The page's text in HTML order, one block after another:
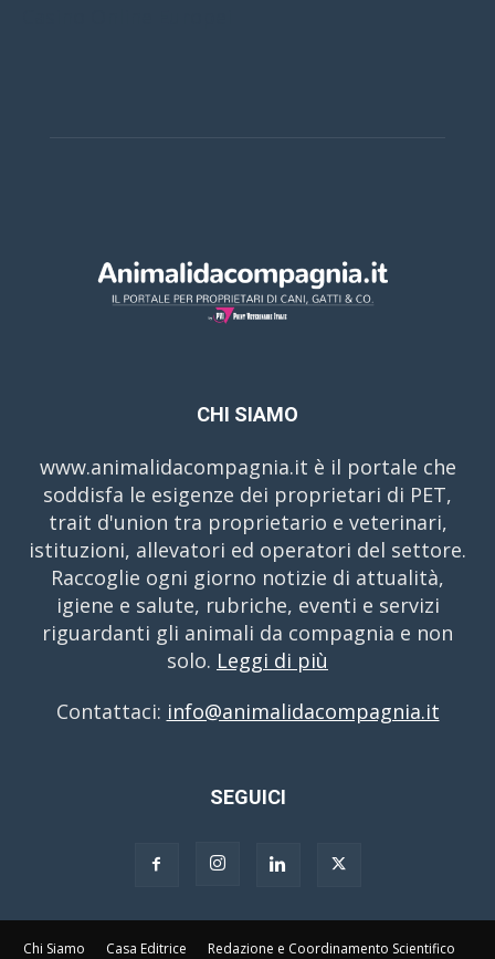
CHI SIAMO
www.animalidacompagnia.it è il portale che
soddisfa le esigenze dei proprietari di PET,
trait d'union tra proprietario e veterinari,
istituzioni, allevatori ed operatori del settore.
Raccoglie ogni giorno notizie di attualità,
igiene e salute, rubriche, eventi e servizi
riguardanti gli animali da compagnia e non
solo. Leggi di più
Contattaci: info@animalidacompagnia.it
SEGUICI
Chi Siamo Casa Editrice
Redazione e Coordinamento Scientifico